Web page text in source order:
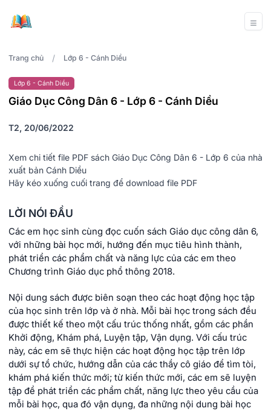
Trang chủ / Lớp 6 - Cánh Diều
Lớp 6 - Cánh Diều
Giáo Dục Công Dân 6 - Lớp 6 - Cánh Diều
T2, 20/06/2022
Xem chi tiết file PDF sách Giáo Dục Công Dân 6 - Lớp 6 của nhà
xuất bản Cánh Diều
Hãy kéo xuống cuối trang để download file PDF
LỜI NÓI ĐẦU
Các em học sinh cùng đọc cuốn sách Giáo dục công dân 6,
với những bài học mới, hướng đến mục tiêu hình thành,
phát triển các phẩm chất và năng lực của các em theo
Chương trình Giáo dục phổ thông 2018.
Nội dung sách được biên soạn theo các hoạt động học tập
của học sinh trên lớp và ở nhà. Mỗi bài học trong sách đều
được thiết kế theo một cấu trúc thống nhất, gồm các phần
Khởi động, Khám phá, Luyện tập, Vận dụng. Với cấu trúc
này, các em sẽ thực hiện các hoạt động học tập trên lớp
dưới sự tổ chức, hướng dẫn của các thầy cô giáo để tìm tòi,
khám phá kiến thức mới; từ kiến thức mới, các em sẽ luyện
tập để phát triển các phẩm chất, năng lực theo yêu cầu của
mỗi bài học, qua đó vận dụng, đa những nội dung bài học